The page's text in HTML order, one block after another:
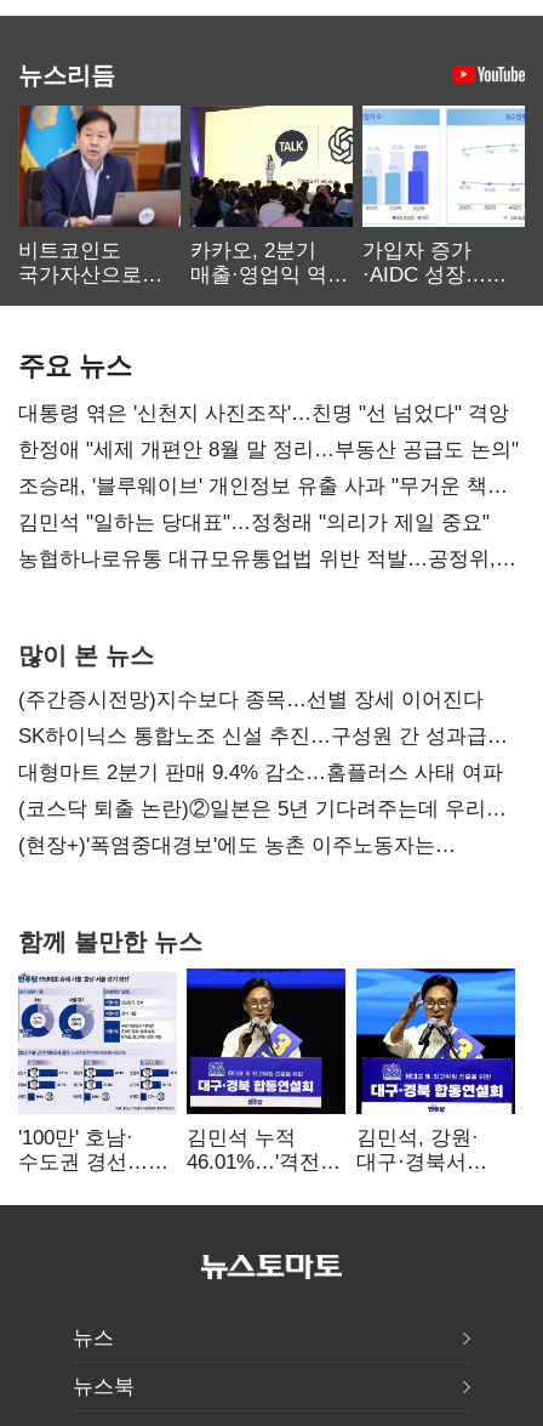
뉴스리듬
비트코인도
국가자산으로…'
카카오, 2분기
매출·영업익 역대
가입자 증가
·AIDC 성장…
주요 뉴스
대통령 엮은 '신천지 사진조작'…친명 "선 넘었다" 격앙
한정애 "세제 개편안 8월 말 정리…부동산 공급도 논의"
조승래, '블루웨이브' 개인정보 유출 사과 "무거운 책임
통감"
김민석 "일하는 당대표"…정청래 "의리가 제일 중요"
농협하나로유통 대규모유통업법 위반 적발…공정위,
많이 본 뉴스
(주간증시전망)지수보다 종목…선별 장세 이어진다
SK하이닉스 통합노조 신설 추진…구성원 간 성과급
불만 확산
대형마트 2분기 판매 9.4% 감소…홈플러스 사태 여파
(코스닥 퇴출 논란)②일본은 5년 기다려주는데 우리는
당장 퇴출?…시간만으론 부족한 코스닥 구하기
(현장+)'폭염중대경보'에도 농촌 이주노동자는
함께 볼만한 뉴스
'100만' 호남·
수도권 경선…
김민석 누적
46.01%…'격전지'
지켰다(2보)
김민석, 강원·
대구·경북서
수성(1보)
뉴스
뉴스북